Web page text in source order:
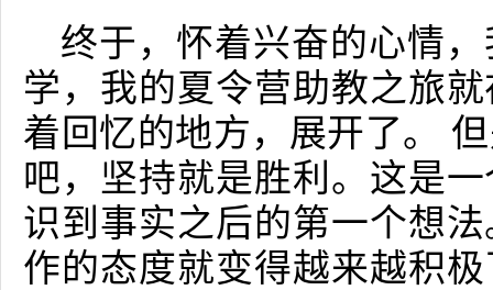
终于，怀着兴奋的心情
学，我的夏令营助教之旅
着回忆的地方，展开了。
吧，坚持就是胜利。这是
识到事实之后的第一个想
作的态度就变得越来越积